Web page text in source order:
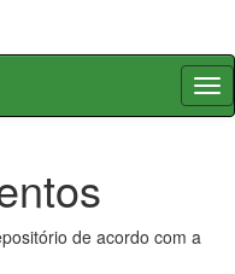
de acordo com a